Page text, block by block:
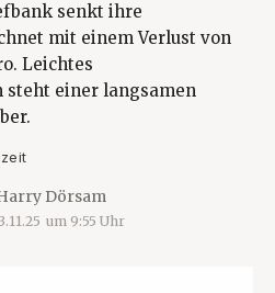
senkt ihre
mit einem Verlust von
Leichtes
steht einer langsamen
Dörsam
um 9:55 Uhr